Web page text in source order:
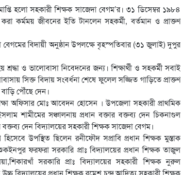
হলো সহকারী শিক্ষক সাজেদা বেগম’র। ৩১ ডিসেম্বর ১৯৮৪
কর্মময় জীবনের ইতি টানলেন সহকর্মী, বর্তমান ও প্রাক্তণ
বেগমের বিদায়ী অনুষ্ঠান উপলক্ষে বৃহস্পতিবার (৩১ জুলাই) দুপুর
ও ভালোবাসা নিবেদনের জন্য। শিক্ষার্থী ও সহকর্মী সবাই
সিক্ত বিদায় সংবর্ধনা শেষে ফুলেল সজ্জিত গাড়িতে প্রাক্তণ
পৌঁছে দেন।
অফিসার মোঃ আবেদন হোসেন । উপজেলা সহকারী প্রাথমিক
শামীমের সঞ্চালনায় প্রধান বক্তার বক্তব্য দেন চিকনাগুল
দেন বিদ্যালয়ের সহকারী শিক্ষক সাজেদা বেগম।
উপস্থিত ছিলেন রনীফৌদ সপ্রাবি প্রধান শিক্ষক মুস্তাক
ফরফরা সরকারি প্রাঃ বিদ্যালয়ের প্রধান শিক্ষক তাজুল
সরকারি প্রাঃ বিদ্যালয়ের সহকারী শিক্ষক নুরুল